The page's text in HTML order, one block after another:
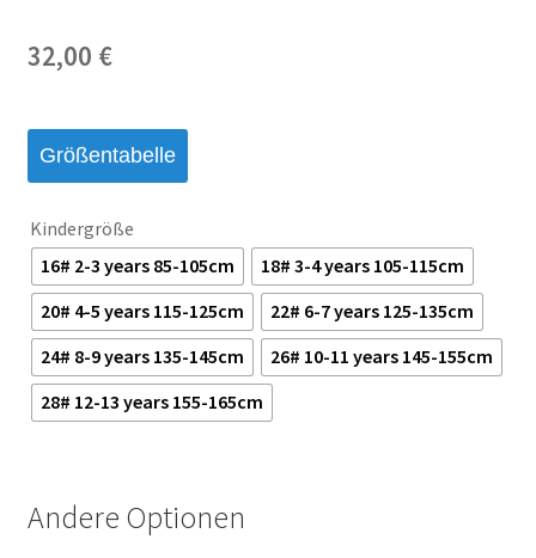
32,00 €
Größentabelle
Kindergröße
16# 2-3 years 85-105cm
18# 3-4 years 105-115cm
20# 4-5 years 115-125cm
22# 6-7 years 125-135cm
24# 8-9 years 135-145cm
26# 10-11 years 145-155cm
28# 12-13 years 155-165cm
Andere Optionen